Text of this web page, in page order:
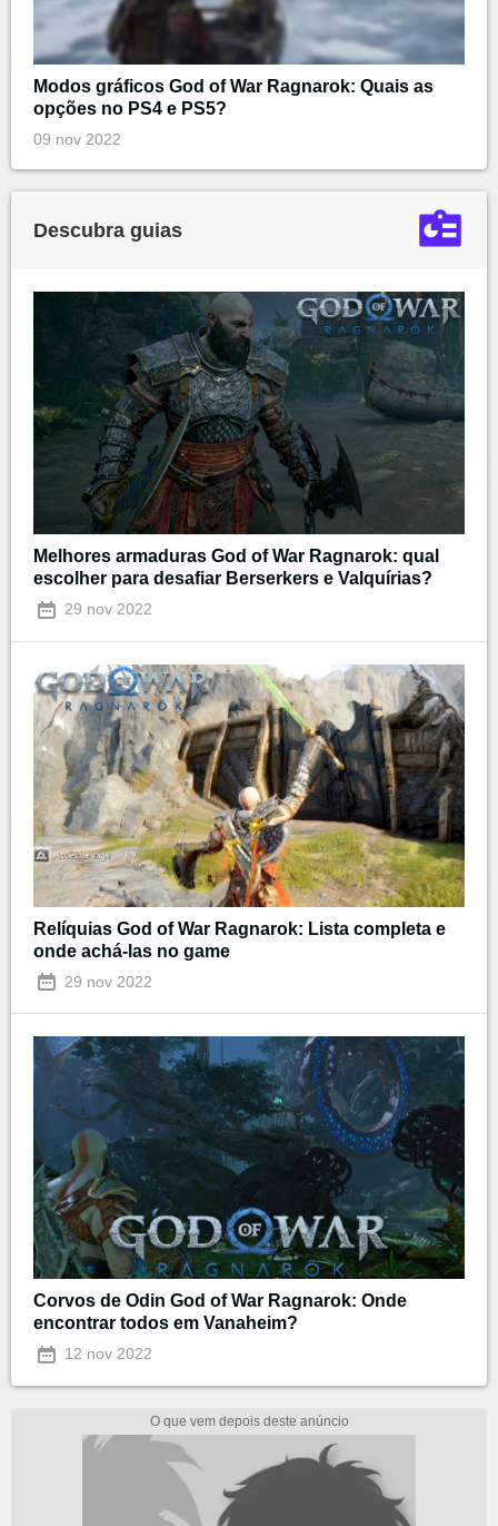
Modos gráficos God of War Ragnarok: Quais as
opções no PS4 e PS5?
09 nov 2022
Descubra guias
Melhores armaduras God of War Ragnarok: qual
escolher para desafiar Berserkers e Valquírias?
29 nov 2022
Relíquias God of War Ragnarok: Lista completa e
onde achá-las no game
29 nov 2022
Corvos de Odin God of War Ragnarok: Onde
encontrar todos em Vanaheim?
12 nov 2022